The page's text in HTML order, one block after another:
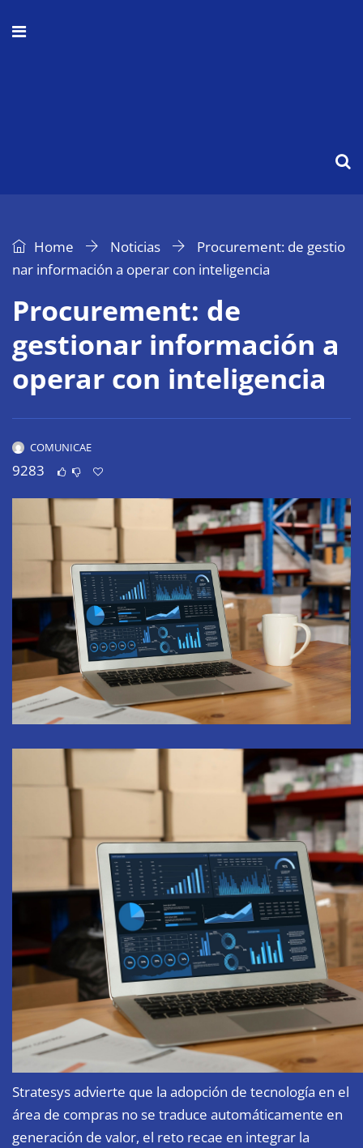
Home Noticias
Procurement: de gestio
nar información a operar con inteligencia
Procurement: de
gestionar información a
operar con inteligencia
COMUNICAE
9283
Stratesys advierte que la adopción de tecnología en el
área de compras no se traduce automáticamente en
generación de valor, el reto recae en integrar la